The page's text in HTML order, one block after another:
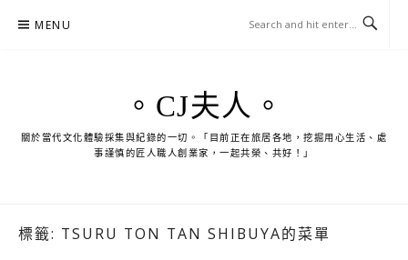
MENU
。CJ夫人。
關於當代文化體驗採集與紀錄的一切。「目前正在旅居各地，挖掘用心生活、處
事謹慎的匠人職人創業家，一起共榮、共好！」
標籤: TSURU TON TAN SHIBUYA的菜單